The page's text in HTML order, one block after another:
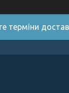
терміни